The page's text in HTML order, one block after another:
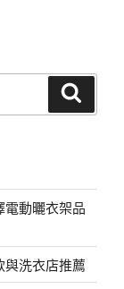
動曬衣架品
與洗衣店推薦